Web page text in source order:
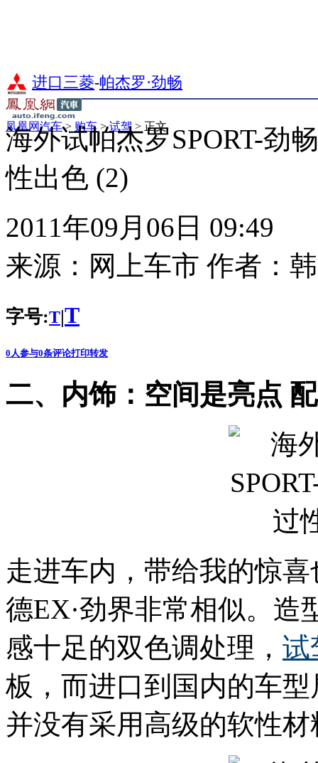
进口三菱-帕杰罗·劲畅
凤凰网汽车> 购车 >试驾 > 正文
海外试帕杰罗SPORT-劲
性出色 (2)
2011年09月06日 09:49
来源： 网上车市 作者：
字号:T|T
0 人参与0条评论打印转发
二、内饰：空间是亮点
走进车内，带给我的惊
德EX·劲界非常相似。造
感十足的双色调处理， 试
板，而进口到国内的车
并没有采用高级的软性